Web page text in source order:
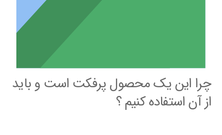
چرا این یک محصول پرفکت است و باید
از آن استفاده کنیم ؟